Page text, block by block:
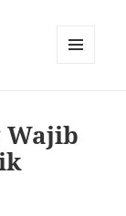
Wajib